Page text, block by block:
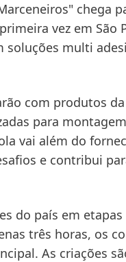
chega
vez em São
multi
com produtos
para
vai além do
e contribui
do país em
três horas, os
As criações